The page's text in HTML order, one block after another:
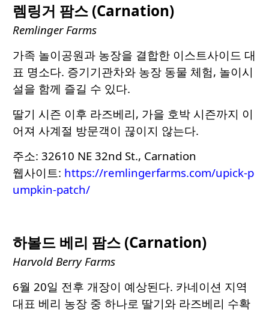
렘링거 팜스 (Carnation)
Remlinger Farms
가족 놀이공원과 농장을 결합한 이스트사이드 대
표 명소다. 증기기관차와 농장 동물 체험, 놀이시
설을 함께 즐길 수 있다.
딸기 시즌 이후 라즈베리, 가을 호박 시즌까지 이
어져 사계절 방문객이 끊이지 않는다.
주소: 32610 NE 32nd St., Carnation
웹사이트: https://remlingerfarms.com/upick-p
umpkin-patch/
하볼드 베리 팜스 (Carnation)
Harvold Berry Farms
6월 20일 전후 개장이 예상된다. 카네이션 지역
대표 베리 농장 중 하나로 딸기와 라즈베리 수확